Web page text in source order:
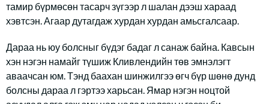
тамир бүрмөсөн тасарч зүгээр л шалан дээш хараад
хэвтсэн. Агаар дутагдаж хурдан хурдан амьсгалсаар.
Дараа нь юу болсныг бүдэг бадаг л санаж байна. Кавсын
хэн нэгэн намайг түшиж Кливлендийн төв эмнэлэгт
аваачсан юм. Тэнд баахан шинжилгээ өгч бүр шөнө дунд
болсны дараа л гэртээ харьсан. Ямар нэгэн ноцтой